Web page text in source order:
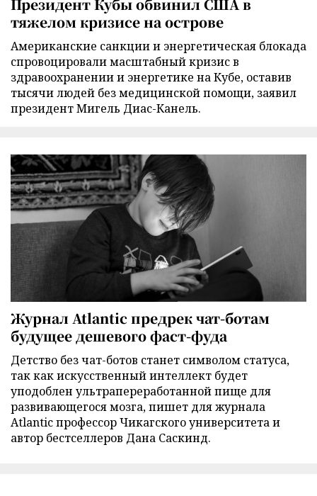
Президент Кубы обвинил США в
тяжелом кризисе на острове
Американские санкции и энергетическая блокада
спровоцировали масштабный кризис в
здравоохранении и энергетике на Кубе, оставив
тысячи людей без медицинской помощи, заявил
президент Мигель Диас-Канель.
Журнал Atlantic предрек чат-ботам
будущее дешевого фаст-фуда
Детство без чат-ботов станет символом статуса,
так как искусственный интеллект будет
уподоблен ультрапереработанной пище для
развивающегося мозга, пишет для журнала
Atlantic профессор Чикагского университета и
автор бестселлеров Дана Саскинд.